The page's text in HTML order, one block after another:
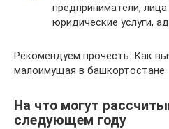
предприниматели,
юридические услуги,
Рекомендуем прочесть: Как
малоимущая в башкортостане
На что могут
следующем году